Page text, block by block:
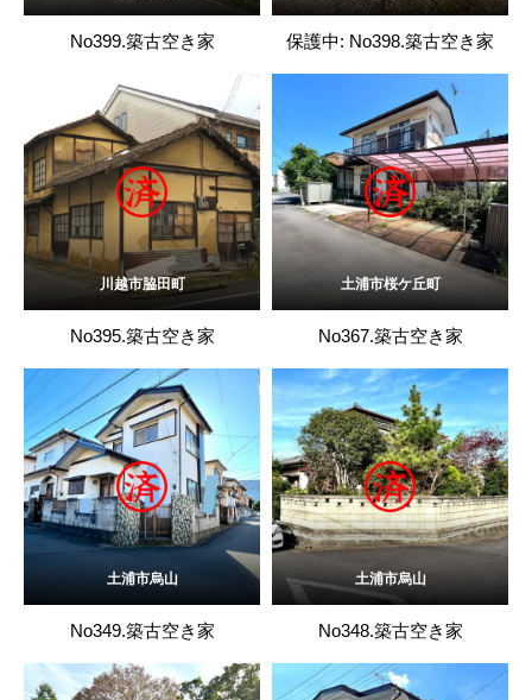
No399.築古空き家 保護中: No398.築古空き家
川越市脇田町
No395.築古空き家
土浦市桜ケ丘町
No367.築古空き家
土浦市烏山
No349.築古空き家
土浦市烏山
No348.築古空き家